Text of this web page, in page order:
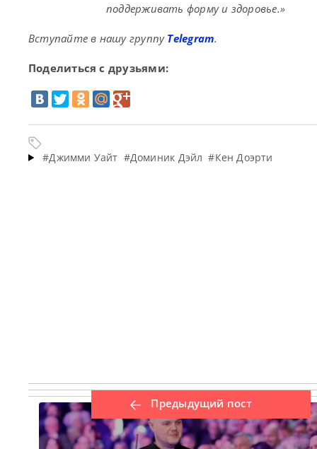
поддерживать форму и здоровье.»
Вступайте в нашу группу Telegram.
Поделиться с друзьями:
#Джимми Уайт #Доминик Дэйл #Кен Доэрти
Предыдущий пост